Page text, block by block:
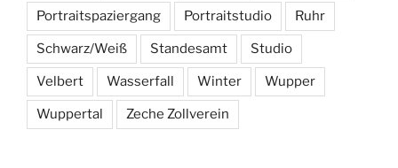
Portraitspaziergang Portraitstudio Ruhr
Schwarz/Weiß Standesamt Studio
Velbert Wasserfall Winter Wupper
Wuppertal Zeche Zollverein